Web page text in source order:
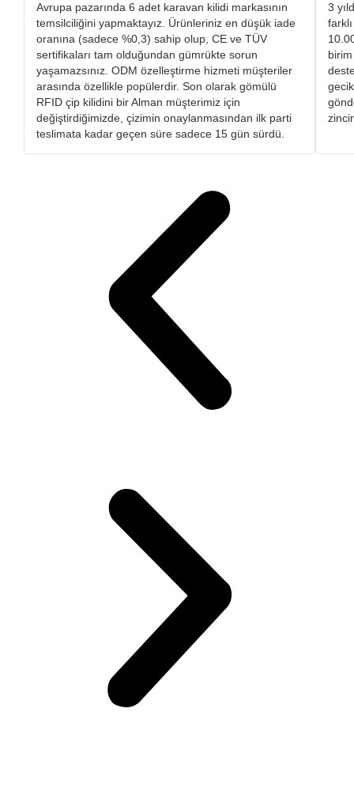
Avrupa pazarında 6 adet karavan kilidi markasının
temsilciliğini yapmaktayız. Ürünleriniz en düşük iade
oranına (sadece %0,3) sahip olup, CE ve TÜV
sertifikaları tam olduğundan gümrükte sorun
yaşamazsınız. ​ODM özelleştirme hizmeti müşteriler
arasında özellikle popülerdir. Son olarak gömülü
RFID çip kilidini bir Alman müşterimiz için
değiştirdiğimizde, çizimin onaylanmasından ilk parti
teslimata kadar geçen süre sadece 15 gün sürdü.
3